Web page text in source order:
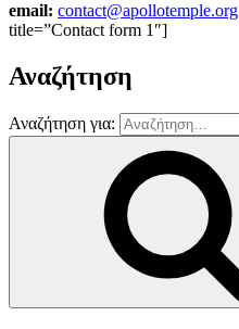
email: contact@apollotemple.org
title=”Contact form 1″]
Αναζήτηση
Αναζήτηση για: